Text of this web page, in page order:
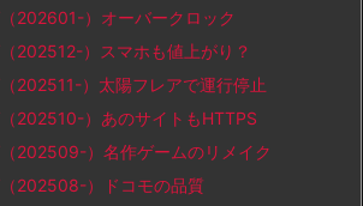
202601-）オーバークロック
202512-）スマホも値上がり？
202511-）太陽フレアで運行停止
202510-）あのサイトもHTTPS
202509-）名作ゲームのリメイク
202508-）ドコモの品質